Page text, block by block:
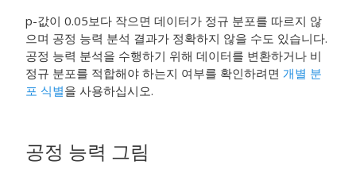
p-값이 0.05보다 작으면 데이터가 정규 분포를 따르지 않
으며 공정 능력 분석 결과가 정확하지 않을 수도 있습니다.
공정 능력 분석을 수행하기 위해 데이터를 변환하거나 비
정규 분포를 적합해야 하는지 여부를 확인하려면 개별 분
포 식별을 사용하십시오.
공정 능력 그림